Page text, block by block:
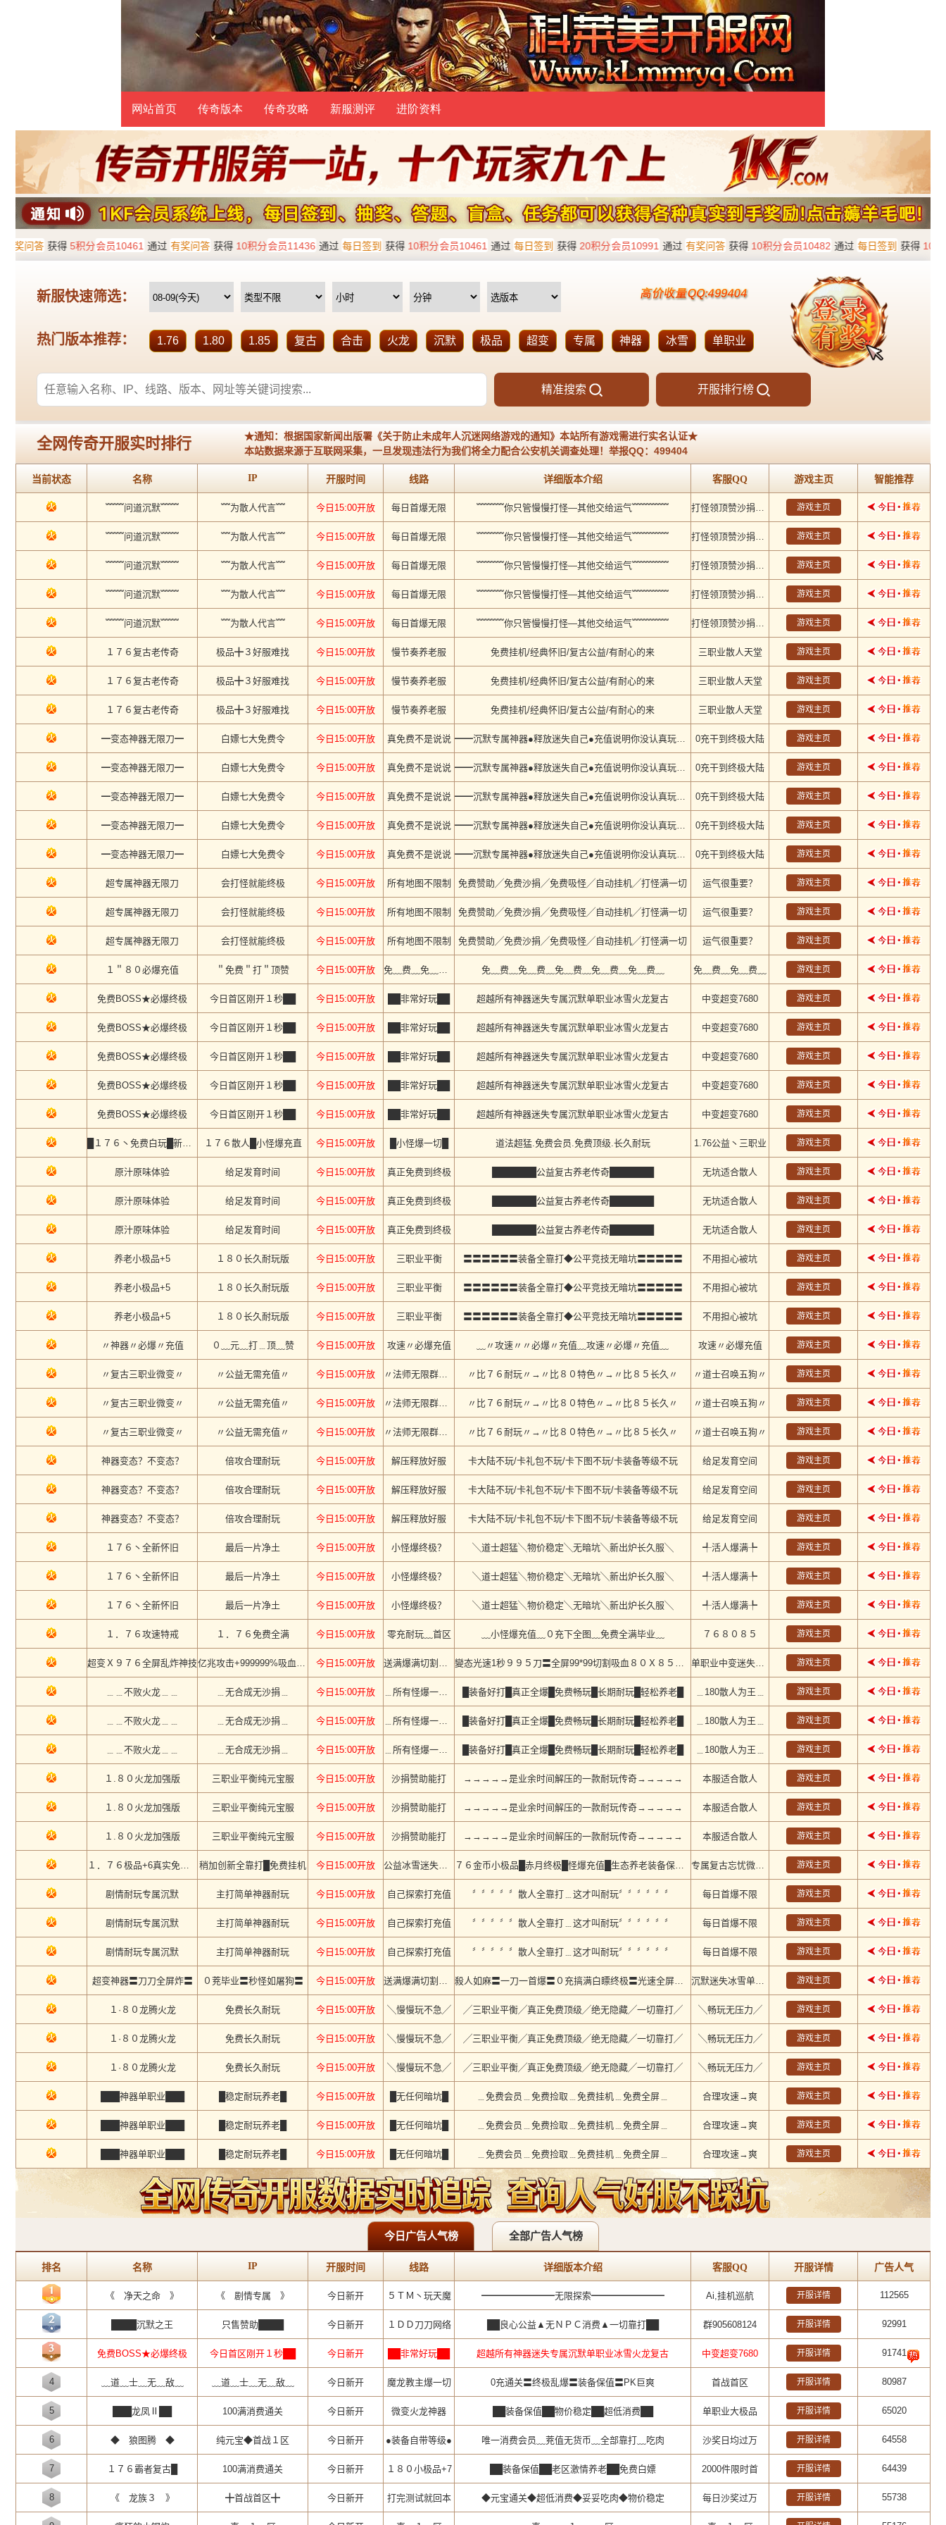
网站首页 传奇版本 传奇攻略 新服测评 进阶资料